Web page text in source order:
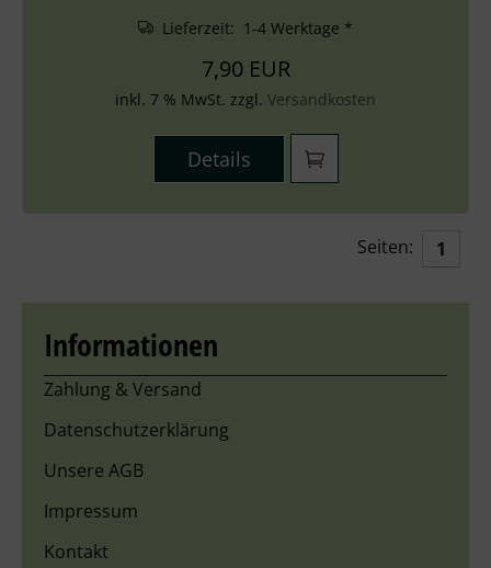
Lieferzeit: 1-4 Werktage *
7,90 EUR
inkl. 7 % MwSt. zzgl. Versandkosten
Details
Seiten: 1
Informationen
Zahlung & Versand
Datenschutzerklärung
Unsere AGB
Impressum
Kontakt